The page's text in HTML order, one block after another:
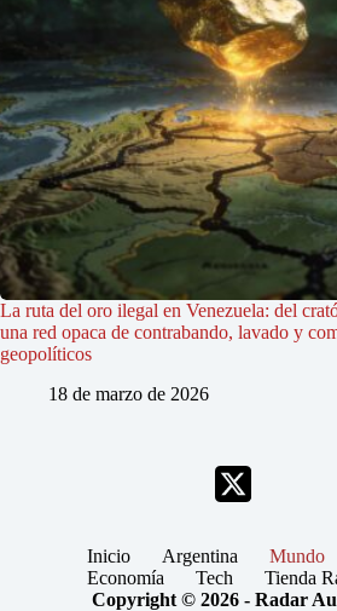
La ruta del oro ilegal en Venezuela: del
una red opaca de contrabando, lavado y
geopolíticos
18 de marzo de 2026
Inicio Argentina Mundo
Economía
Tech
Tienda
Copyright © 2026 - Radar